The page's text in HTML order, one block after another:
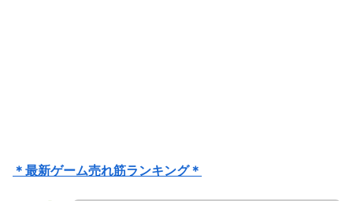
＊最新ゲーム売れ筋ランキング＊